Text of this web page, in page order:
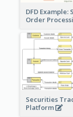
DFD Example:
Order
Securities
Platform